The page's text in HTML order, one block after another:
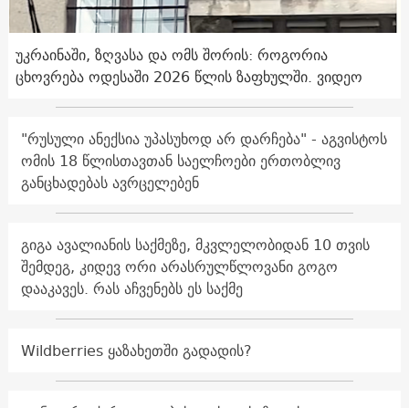
უკრაინაში, ზღვასა და ომს შორის: როგორია
ცხოვრება ოდესაში 2026 წლის ზაფხულში. ვიდეო
"რუსული ანექსია უპასუხოდ არ დარჩება" - აგვისტოს
ომის 18 წლისთავთან საელჩოები ერთობლივ
განცხადებას ავრცელებენ
გიგა ავალიანის საქმეზე, მკვლელობიდან 10 თვის
შემდეგ, კიდევ ორი არასრულწლოვანი გოგო
დააკავეს. რას აჩვენებს ეს საქმე
Wildberries ყაზახეთში გადადის?